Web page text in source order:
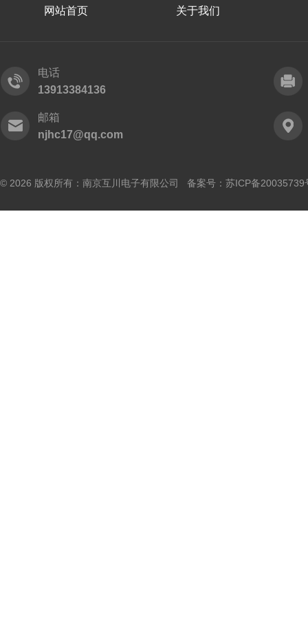
网站首页 关于我们
电话
13913384136
邮箱
njhc17@qq.com
© 2026 版权所有：南京互川电子有限公司 备案号： 苏ICP备20035739